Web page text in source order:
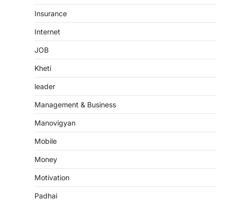
Insurance
Internet
JOB
Kheti
leader
Management & Business
Manovigyan
Mobile
Money
Motivation
Padhai